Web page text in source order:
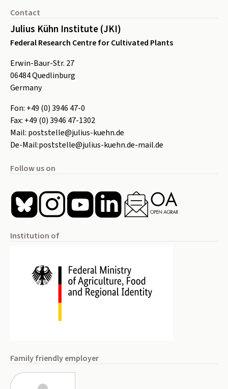
Contact
Julius Kühn Institute (JKI)
Federal Research Centre for Cultivated Plants
Erwin-Baur-Str. 27
06484Quedlinburg
Germany
Fon: +49 (0) 3946 47-0
Fax: +49 (0) 3946 47-1302
Mail: poststelle@julius-kuehn.de
De-Mail:poststelle@julius-kuehn.de-mail.de
Follow us on
Institution of
Family friendly employer